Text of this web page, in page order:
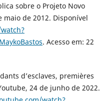
sobre o Projeto Novo
maio de 2012. Disponível
. Acesso em: 22
d’esclaves, premières
24 de junho de 2022.